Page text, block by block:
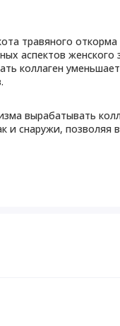
травяного
аспектов женского
коллаген
вырабатывать
и снаружи, позволяя
уменьшая